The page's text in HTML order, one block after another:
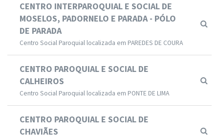
CENTRO INTERPAROQUIAL E SOCIAL DE
MOSELOS, PADORNELO E PARADA - PÓLO
DE PARADA
Centro Social Paroquial localizada em PAREDES DE COURA
CENTRO PAROQUIAL E SOCIAL DE
CALHEIROS
Centro Social Paroquial localizada em PONTE DE LIMA
CENTRO PAROQUIAL E SOCIAL DE
CHAVIÃES